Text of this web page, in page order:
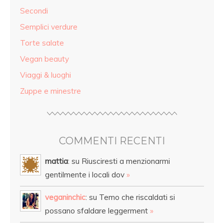
Secondi
Semplici verdure
Torte salate
Vegan beauty
Viaggi & luoghi
Zuppe e minestre
COMMENTI RECENTI
mattia: su Riusciresti a menzionarmi
gentilmente i locali dov »
veganinchic: su Temo che riscaldati si
possano sfaldare leggerment »